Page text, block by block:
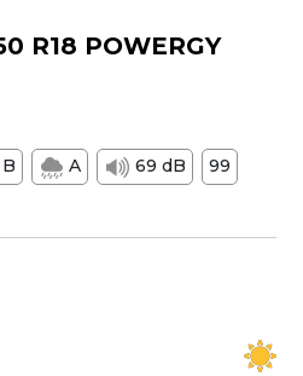
R18 POWERGY
B A 69 dB
99